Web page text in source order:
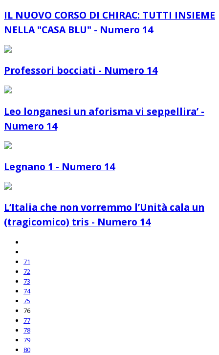
IL NUOVO CORSO DI CHIRAC: TUTTI INSIEME
NELLA "CASA BLU" - Numero 14
Professori bocciati - Numero 14
Leo longanesi un aforisma vi seppellira’ -
Numero 14
Legnano 1 - Numero 14
L’Italia che non vorremmo l’Unità cala un
(tragicomico) tris - Numero 14
71
72
73
74
75
76
77
78
79
80